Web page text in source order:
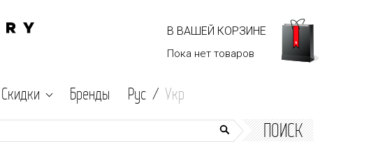
В ВАШЕЙ КОРЗИНЕ
Пока нет товаров
Скидки Бренды Рус / Укр
ПОИСК